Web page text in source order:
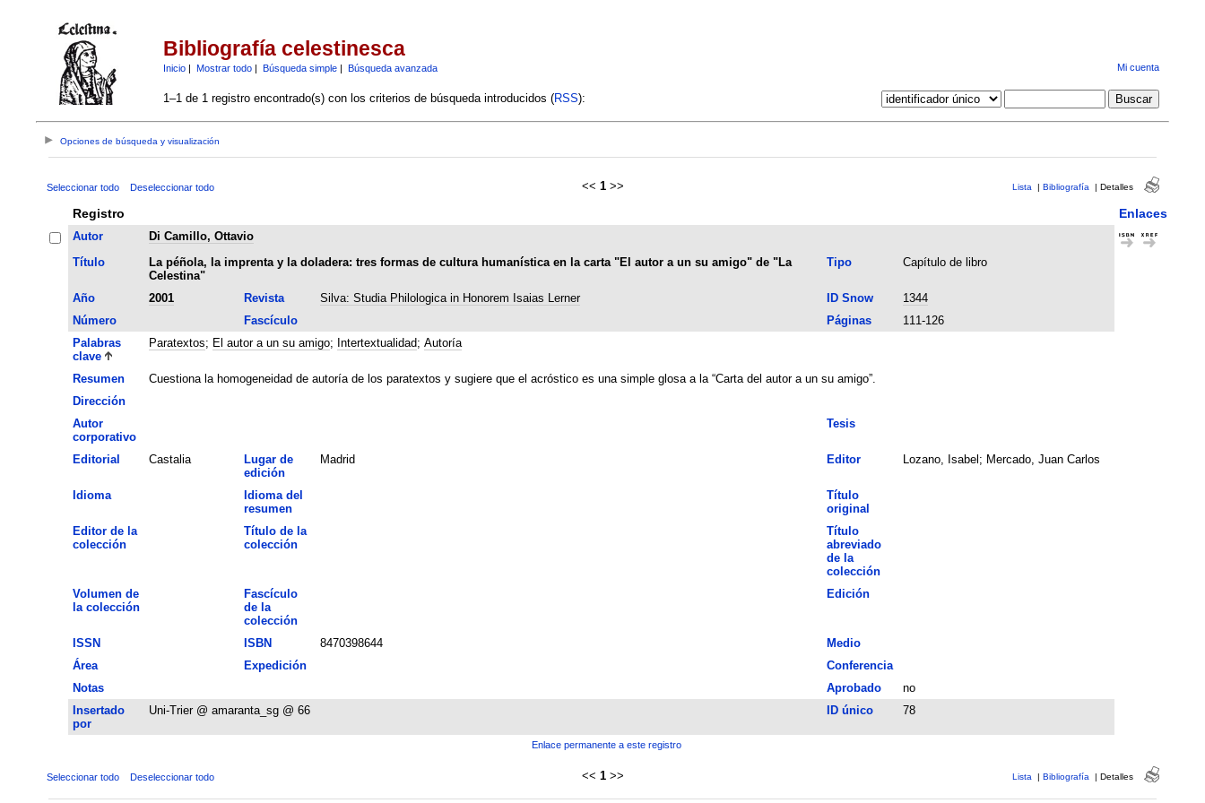
Bibliografía celestinesca
Inicio| Mostrar todo| Búsqueda simple| Búsqueda avanzada Mi cuenta
1–1 de 1 registro encontrado(s) con los criterios de búsqueda introducidos (RSS):
Opciones de búsqueda y visualización
Seleccionar todo Deseleccionar todo << 1 >> Lista | Bibliografía | Detalles
Registro Enlaces
Autor
Di Camillo, Ottavio
Título
La péñola, la imprenta y la doladera: tres formas de cultura humanística en la carta "El autor a un su amigo" de "La
Celestina"
Tipo Capítulo de libro
Año 2001 Revista Silva: Studia Philologica in Honorem Isaias Lerner ID Snow
1344
Número
Fascículo Páginas
111-126
Palabras
clave
Paratextos; El autor a un su amigo; Intertextualidad; Autoría
Resumen
Cuestiona la homogeneidad de autoría de los paratextos y sugiere que el acróstico es una simple glosa a la “Carta del autor a un su amigo”.
Dirección
Autor
corporativo
Tesis
Editorial Castalia
Lugar de
edición
Madrid Editor Lozano, Isabel; Mercado, Juan Carlos
Idioma
Idioma del
resumen
Título
original
Editor de la
colección
Título de la
colección
Título
abreviado
de la
colección
Volumen de
la colección
Fascículo
de la
colección
Edición
ISSN ISBN 8470398644
Medio
Área
Expedición
Conferencia
Notas
Aprobado
no
Insertado
por
Uni-Trier @ amaranta_sg @ 66 ID único 78
Enlace permanente a este registro
Seleccionar todo Deseleccionar todo << 1 >> Lista | Bibliografía | Detalles